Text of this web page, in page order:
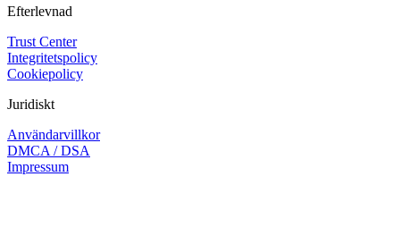
Efterlevnad
Trust Center
Integritetspolicy
Cookiepolicy
Juridiskt
Användarvillkor
DMCA / DSA
Impressum